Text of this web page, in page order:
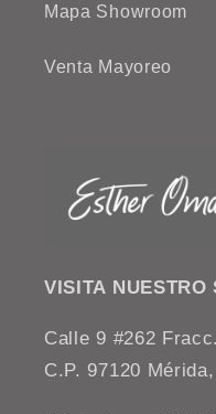
Mapa Showroom
Venta Mayoreo
VISITA NUESTRO
Calle 9 #262
C.P. 97120